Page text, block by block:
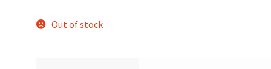
Out of stock